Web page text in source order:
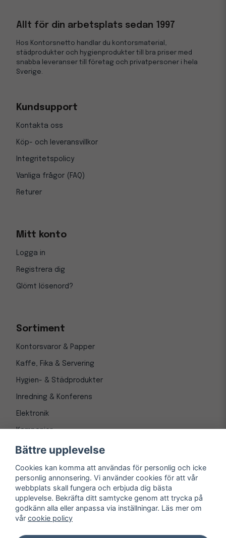
Allt för din arbetsplats sedan 1997
Hos Kontorsnetto handlar du kontorsmaterial,
städprodukter och hygienprodukter till bra priser med
snabba leveranser till företag och privatpersoner i hela
Sverige.
Kundsupport
Kontakta oss
Köp- och leveransvillkor
Integritetspolicy
Vanliga frågor (FAQ)
Returer
Mitt konto
Logga in
Registrera dig
Glömt lösenord?
Sortiment
Kontorsvaror & Papper
Kaffe, Fika & Servering
Hygien- & Städprodukter
Inredning & Konferens
Elektronik
Kampanjer
© Copyright 1997-2026
Bättre upplevelse
Cookies kan komma att användas för personlig och icke
personlig annonsering. Vi använder cookies för att vår
webbplats skall fungera och erbjuda dig bästa
upplevelse. Bekräfta ditt samtycke genom att trycka på
godkänn alla eller anpassa via inställningar. Läs mer om
vår cookie policy